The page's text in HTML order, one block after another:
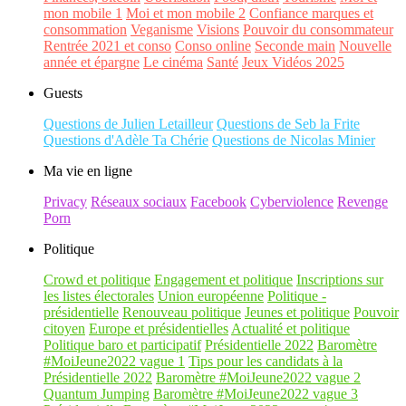
mon mobile 1 Moi et mon mobile 2 Confiance marques et
consommation Veganisme Visions Pouvoir du consommateur
Rentrée 2021 et conso Conso online Seconde main Nouvelle
année et épargne Le cinéma Santé Jeux Vidéos 2025
Guests
Questions de Julien Letailleur Questions de Seb la Frite
Questions d'Adèle Ta Chérie Questions de Nicolas Minier
Ma vie en ligne
Privacy Réseaux sociaux Facebook Cyberviolence Revenge
Porn
Politique
Crowd et politique Engagement et politique Inscriptions sur
les listes électorales Union européenne Politique -
présidentielle Renouveau politique Jeunes et politique Pouvoir
citoyen Europe et présidentielles Actualité et politique
Politique baro et participatif Présidentielle 2022 Baromètre
#MoiJeune2022 vague 1 Tips pour les candidats à la
Présidentielle 2022 Baromètre #MoiJeune2022 vague 2
Quantum Jumping Baromètre #MoiJeune2022 vague 3